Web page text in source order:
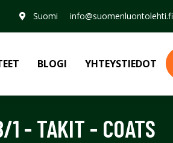
Suomi info@suomenluontolehti.fi
BLOGI YHTEYSTIEDOT
- TAKIT - COATS